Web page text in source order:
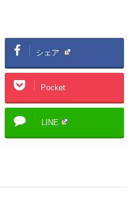
シェア
Pocket
LINE